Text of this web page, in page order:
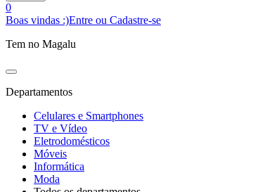
0
Boas vindas :)Entre ou Cadastre-se
Tem no Magalu
Departamentos
Celulares e Smartphones
TV e Vídeo
Eletrodomésticos
Móveis
Informática
Moda